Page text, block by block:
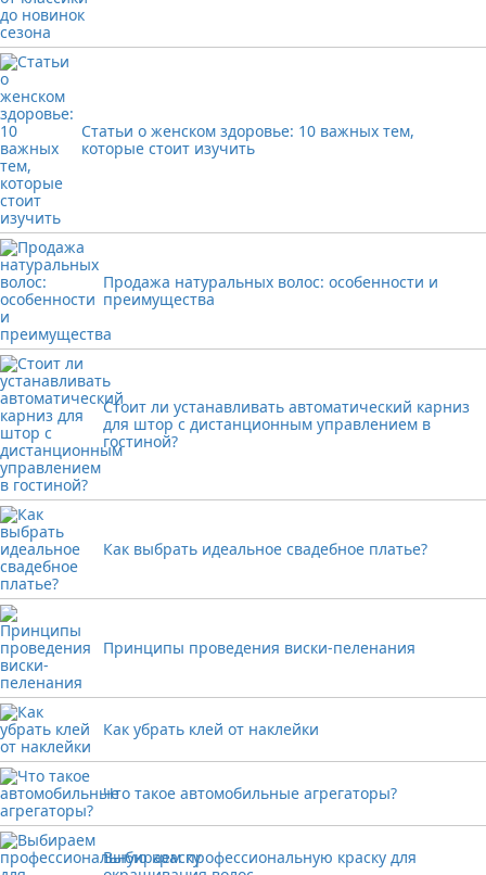
Статьи о женском здоровье: 10 важных тем,
которые стоит изучить
Продажа натуральных волос: особенности и
преимущества
Стоит ли устанавливать автоматический карниз
для штор с дистанционным управлением в
гостиной?
Как выбрать идеальное свадебное платье?
Принципы проведения виски-пеленания
Как убрать клей от наклейки
Что такое автомобильные агрегаторы?
Выбираем профессиональную краску для